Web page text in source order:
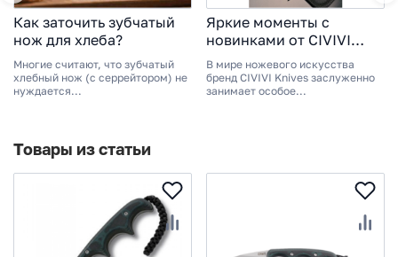
Как заточить зубчатый
нож для хлеба?
Многие считают, что зубчатый
хлебный нож (с серрейтором) не
нуждается...
Яркие моменты с
новинками от CIVIVI
KNIVES 2025
В мире ножевого искусства
бренд CIVIVI Knives заслуженно
занимает особое...
Товары из статьи